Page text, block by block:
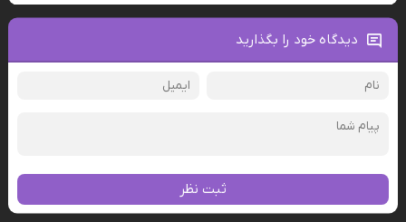
دیدگاه خود را بگذارید
ثبت نظر